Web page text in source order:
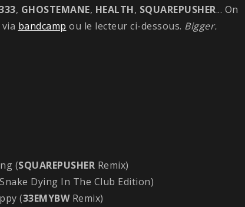
, GHOSTEMANE, HEALTH, SQUAREPUSHER... On
bandcamp ou le lecteur ci-dessous. Bigger.
(SQUAREPUSHER Remix)
Dying In The Club Edition)
(33EMYBW Remix)